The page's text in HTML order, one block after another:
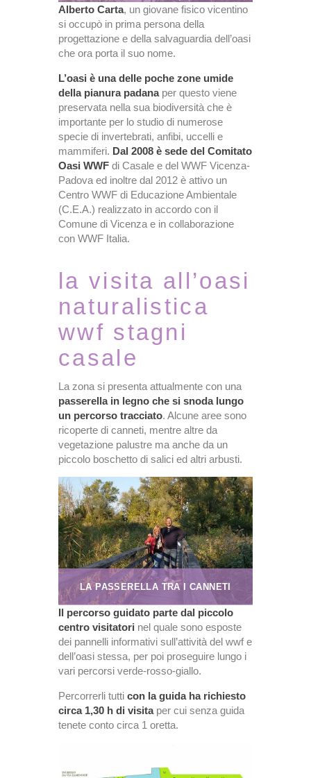
Alberto Carta, un giovane fisico vicentino
si occupò in prima persona della
progettazione e della salvaguardia dell’oasi
che ora porta il suo nome.
L’oasi è una delle poche zone umide
della pianura padana per questo viene
preservata nella sua biodiversità che è
importante per lo studio di numerose
specie di invertebrati, anfibi, uccelli e
mammiferi. Dal 2008 è sede del Comitato
Oasi WWF di Casale e del WWF Vicenza-
Padova ed inoltre dal 2012 è attivo un
Centro WWF di Educazione Ambientale
(C.E.A.) realizzato in accordo con il
Comune di Vicenza e in collaborazione
con WWF Italia.
la visita all’oasi
naturalistica
wwf stagni
casale
La zona si presenta attualmente con una
passerella in legno che si snoda lungo
un percorso tracciato. Alcune aree sono
ricoperte di canneti, mentre altre da
vegetazione palustre ma anche da un
piccolo boschetto di salici ed altri arbusti.
LA PASSERELLA TRA I CANNETI
Il percorso guidato parte dal piccolo
centro visitatori nel quale sono esposte
dei pannelli informativi sull’attività del wwf e
dell’oasi stessa, per poi proseguire lungo i
vari percorsi verde-rosso-giallo.
Percorrerli tutti con la guida ha richiesto
circa 1,30 h di visitaper cui senza guida
tenete conto circa 1 oretta.